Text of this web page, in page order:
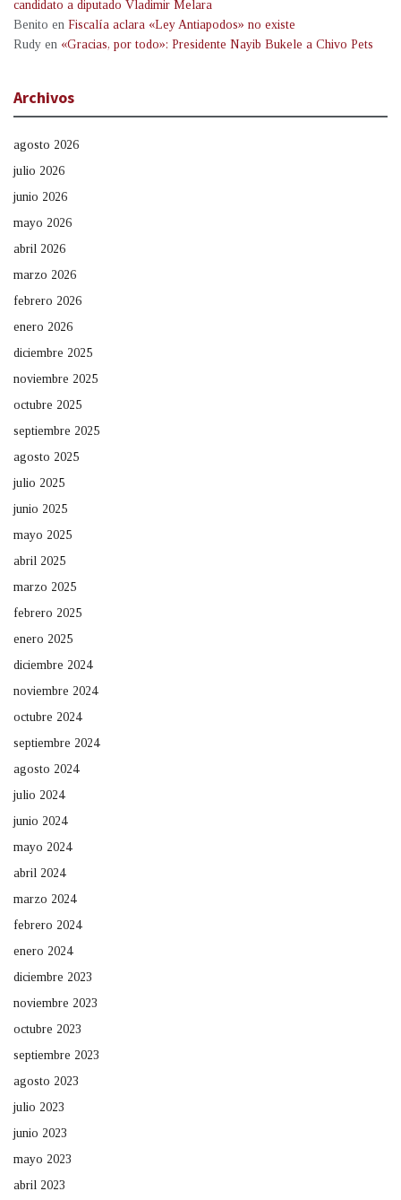
candidato a diputado Vladimir Melara
Benito en Fiscalía aclara «Ley Antiapodos» no existe
Rudy en «Gracias, por todo»: Presidente Nayib Bukele a Chivo Pets
Archivos
agosto 2026
julio 2026
junio 2026
mayo 2026
abril 2026
marzo 2026
febrero 2026
enero 2026
diciembre 2025
noviembre 2025
octubre 2025
septiembre 2025
agosto 2025
julio 2025
junio 2025
mayo 2025
abril 2025
marzo 2025
febrero 2025
enero 2025
diciembre 2024
noviembre 2024
octubre 2024
septiembre 2024
agosto 2024
julio 2024
junio 2024
mayo 2024
abril 2024
marzo 2024
febrero 2024
enero 2024
diciembre 2023
noviembre 2023
octubre 2023
septiembre 2023
agosto 2023
julio 2023
junio 2023
mayo 2023
abril 2023